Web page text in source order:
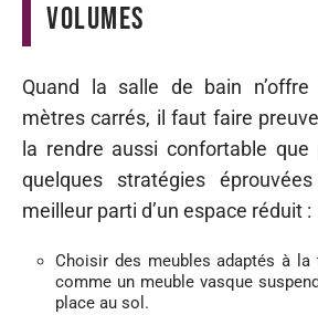
volumes
Quand la salle de bain n’offre
mètres carrés, il faut faire
la rendre aussi confortable que
quelques stratégies
meilleur parti d’un espace réduit :
Choisir des meubles adaptés à
comme un meuble vasque
place au sol.